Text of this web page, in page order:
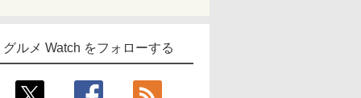
グルメ Watch をフォローする